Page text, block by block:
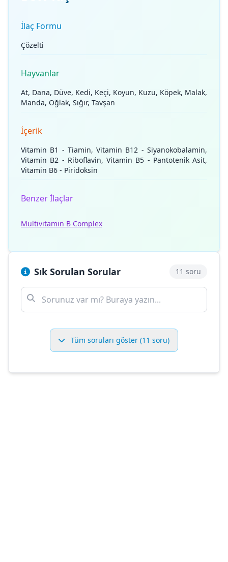
İlaç Formu
Çözelti
Hayvanlar
At, Dana, Düve, Kedi, Keçi, Koyun, Kuzu, Köpek, Malak,
Manda, Oğlak, Sığır, Tavşan
İçerik
Vitamin B1 - Tiamin, Vitamin B12 - Siyanokobalamin,
Vitamin B2 - Riboflavin, Vitamin B5 - Pantotenik Asit,
Vitamin B6 - Piridoksin
Benzer İlaçlar
Multivitamin B Complex
Sık Sorulan Sorular 11 soru
Tüm soruları göster (11 soru)